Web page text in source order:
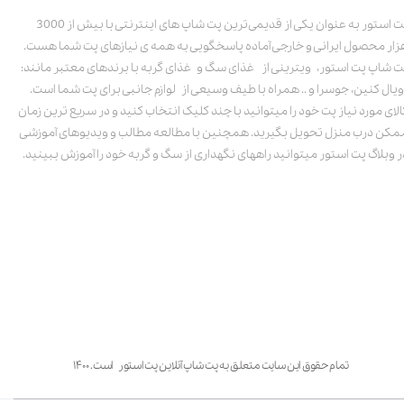
پت استور به عنوان یکی از قدیمی‌ترین پت شاپ های اینترنتی با بیش از 3000
محصول ایرانی و خارجی آماده پاسخگویی به همه ی نیازهای پت شما هست.
شاپ پت استور، ویترینی از غذای سگ و غذای گربه با برندهای معتبر مانند:
کنین، جوسرا و .. همراه با طیف وسیعی از لوازم جانبی برای پت شما است.
مورد نیاز پت خود را میتوانید با چند کلیک انتخاب کنید و در سریع ترین زمان
درب منزل تحویل بگیرید. همچنین با مطالعه مطالب و ویدیوهای آموزشی
وبلاگ پت استور میتوانید راههای نگهداری از سگ و گربه خود را آموزش ببینید.
تمام حقوق این سایت متعلق به پت شاپ آنلاین پت استور است. ۱۴۰۰